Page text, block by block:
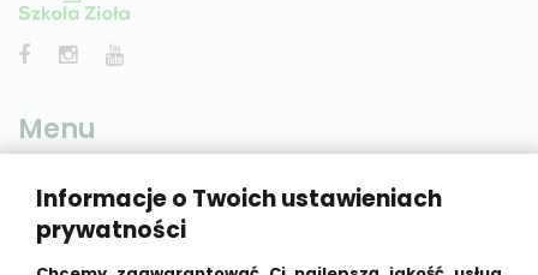
Menu
Home
Lekcje
Informacje o Twoich ustawieniach
prywatności